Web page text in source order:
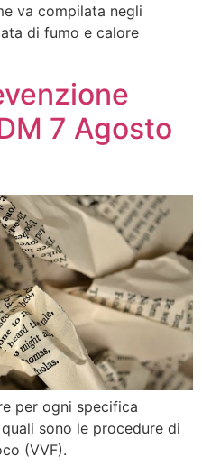
va compilata negli
di fumo e calore
7 Agosto
per ogni specifica
sono le procedure di
(VVF).